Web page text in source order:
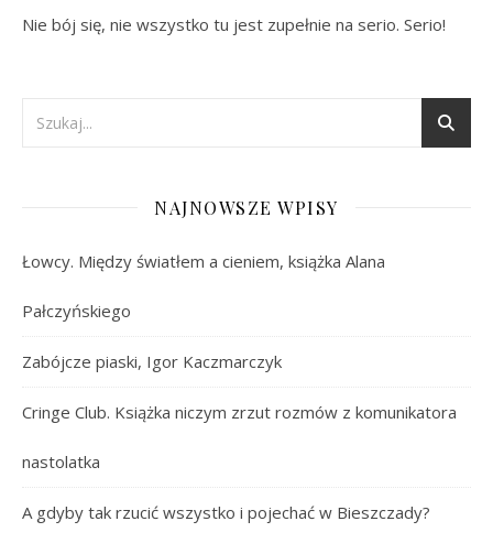
Nie bój się, nie wszystko tu jest zupełnie na serio. Serio!
NAJNOWSZE WPISY
Łowcy. Między światłem a cieniem, książka Alana
Pałczyńskiego
Zabójcze piaski, Igor Kaczmarczyk
Cringe Club. Książka niczym zrzut rozmów z komunikatora
nastolatka
A gdyby tak rzucić wszystko i pojechać w Bieszczady?